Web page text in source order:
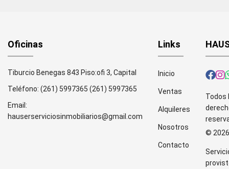
Oficinas
Tiburcio Benegas 843 Piso:ofi 3, Capital
Teléfono: (261) 5997365 (261) 5997365
Email:
hauserserviciosinmobiliarios@gmail.com
Links
Inicio
Ventas
Alquileres
Nosotros
Contacto
Todos
© 2026